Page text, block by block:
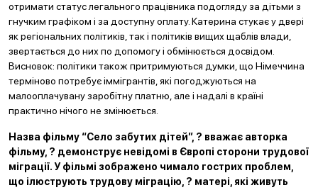
отримати статус легального працівника подогляду за дітьми з
гнучким графіком і за доступну оплату. Катерина стукає у двері
як регіональних політиків, так і політиків вищих щаблів влади,
звертається до них по допомогу і обмінюється досвідом.
Висновок: політики також притримуються думки, що Німеччина
терміново потребує іммігрантів, які погоджуються на
малооплачувану заробітну платню, але і надалі в країні
практично нічого не змінюється.
Назва фільму “Село забутих дітей”, ? вважає авторка
фільму, ? демонструє невідомі в Європі сторони трудової
міграції. У фільмі зображено чимало гострих проблем,
що ілюструють трудову міграцію, ? матері, які живуть